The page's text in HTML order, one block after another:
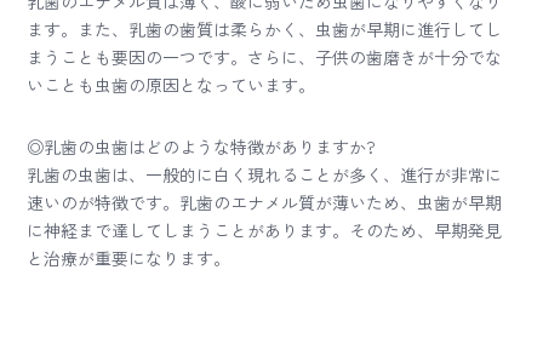
ます。また、乳歯の歯質は柔らかく、虫歯が早期に進行してし
まうことも要因の一つです。さらに、子供の歯磨きが十分でな
いことも虫歯の原因となっています。
◎乳歯の虫歯はどのような特徴がありますか?
乳歯の虫歯は、一般的に白く現れることが多く、進行が非常に
速いのが特徴です。乳歯のエナメル質が薄いため、虫歯が早期
に神経まで達してしまうことがあります。そのため、早期発見
と治療が重要になります。